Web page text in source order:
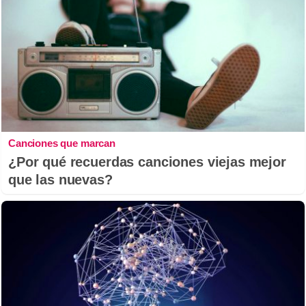
Canciones que marcan
¿Por qué recuerdas canciones viejas mejor
que las nuevas?